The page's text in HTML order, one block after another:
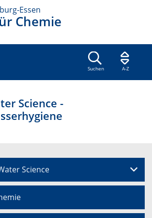
Essen
Chemie
Suchen A-Z
Science -
Science